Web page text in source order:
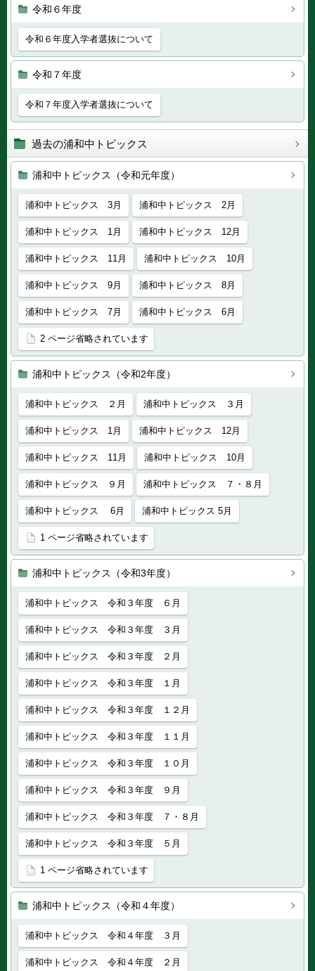
令和６年度
令和６年度入学者選抜について
令和７年度
令和７年度入学者選抜について
過去の浦和中トピックス
浦和中トピックス（令和元年度）
浦和中トピックス 3月 浦和中トピックス 2月
浦和中トピックス 1月 浦和中トピックス 12月
浦和中トピックス 11月 浦和中トピックス 10月
浦和中トピックス 9月 浦和中トピックス 8月
浦和中トピックス 7月 浦和中トピックス 6月
2 ページ省略されています
浦和中トピックス（令和2年度）
浦和中トピックス ２月 浦和中トピックス ３月
浦和中トピックス 1月 浦和中トピックス 12月
浦和中トピックス 11月 浦和中トピックス 10月
浦和中トピックス ９月 浦和中トピックス ７・８月
浦和中トピックス 6月 浦和中トピックス 5月
1 ページ省略されています
浦和中トピックス（令和3年度）
浦和中トピックス 令和３年度 ６月
浦和中トピックス 令和３年度 ３月
浦和中トピックス 令和３年度 ２月
浦和中トピックス 令和３年度 １月
浦和中トピックス 令和３年度 １２月
浦和中トピックス 令和３年度 １１月
浦和中トピックス 令和３年度 １０月
浦和中トピックス 令和３年度 ９月
浦和中トピックス 令和３年度 ７・８月
浦和中トピックス 令和３年度 ５月
1 ページ省略されています
浦和中トピックス（令和４年度）
浦和中トピックス 令和４年度 ３月
浦和中トピックス 令和４年度 ２月